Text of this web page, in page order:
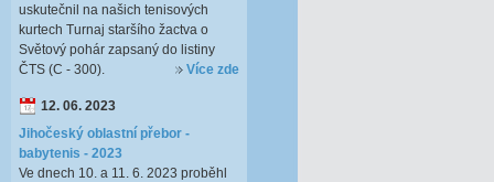
uskutečnil na našich tenisových
kurtech Turnaj staršího žactva o
Světový pohár zapsaný do listiny
ČTS (C - 300).
Více zde
12. 06. 2023
Jihočeský oblastní přebor -
babytenis - 2023
Ve dnech 10. a 11. 6. 2023 proběhl